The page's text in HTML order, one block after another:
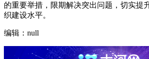
的重要举措，限期解决突出问题，切实提
织建设水平。
编辑：null